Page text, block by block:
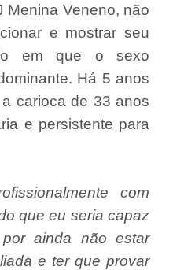
Menina Veneno, não
e mostrar seu
em que o sexo
Há 5 anos
carioca de 33 anos
e persistente para
com
que eu seria capaz
ainda não estar
e ter que provar